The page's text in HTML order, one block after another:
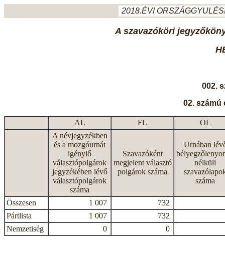
2018.ÉVI
A szavazóköri
002.
02. számú
AL FL
OL
A névjegyzékben
és a mozgóurnát
igénylő
választópolgárok
jegyzékében lévő
választópolgárok
száma
Szavazóként
megjelent választó
polgárok száma
Urnában
nélküli
száma
Összesen 1 007
732
Pártlista
1 007
732
Nemzetiség
0 0